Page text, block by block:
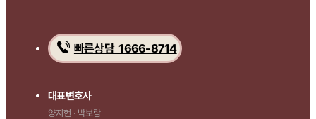
빠른상담 1666-8714
대표변호사
양지현 · 박보람